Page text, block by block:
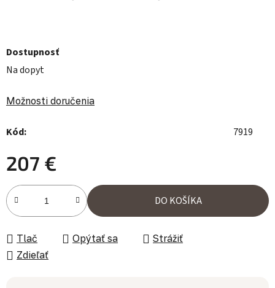
Dostupnosť
Na dopyt
Možnosti doručenia
Kód: 7919
207 €
Jednotková cena:
DO KOŠÍKA
Tlač Opýtať sa
Strážiť
Zdieľať